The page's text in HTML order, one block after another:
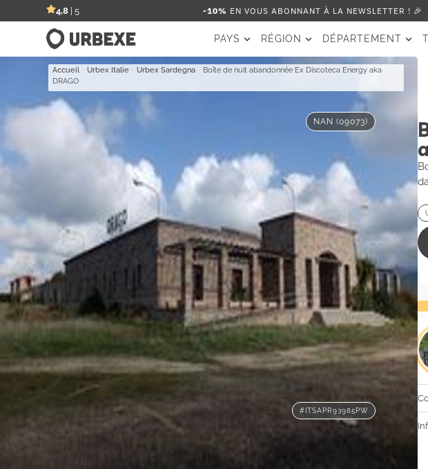
4,8 | 5 -10% EN VOUS ABONNANT À LA NEWSLETTER ! 🎉
PAYS RÉGION DÉPARTEMENT
Accueil -Urbex Italie -Urbex Sardegna - Boîte de nuit abandonnée Ex Discoteca Energy aka
DRAGO
NAN (09073)
#ITSAPR93985PW